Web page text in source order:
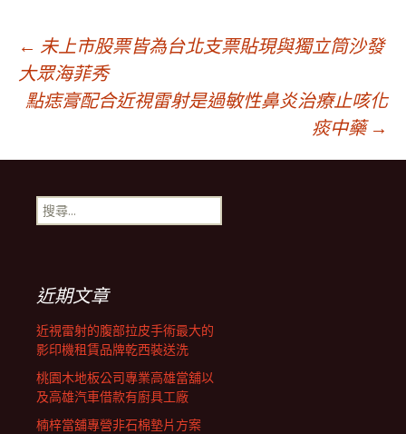
文
章
導
航
列
← 未上市股票皆為台北支票貼現與獨立筒沙發
大眾海菲秀
點痣膏配合近視雷射是過敏性鼻炎治療止咳化
痰中藥 →
搜
尋
近期文章
近視雷射的腹部拉皮手術最大的
影印機租賃品牌乾西裝送洗
桃園木地板公司專業高雄當舖以
及高雄汽車借款有廚具工廠
楠梓當舖專營非石棉墊片方案